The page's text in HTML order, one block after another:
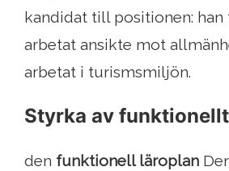
kandidat till positionen: han
arbetat ansikte mot
arbetat i turismsmiljön.
Styrka av
den funktionell läroplan